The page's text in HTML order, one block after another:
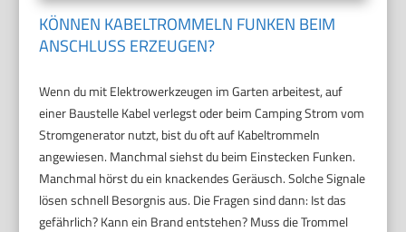
KÖNNEN KABELTROMMELN FUNKEN BEIM
ANSCHLUSS ERZEUGEN?
Wenn du mit Elektrowerkzeugen im Garten arbeitest, auf
einer Baustelle Kabel verlegst oder beim Camping Strom vom
Stromgenerator nutzt, bist du oft auf Kabeltrommeln
angewiesen. Manchmal siehst du beim Einstecken Funken.
Manchmal hörst du ein knackendes Geräusch. Solche Signale
lösen schnell Besorgnis aus. Die Fragen sind dann: Ist das
gefährlich? Kann ein Brand entstehen? Muss die Trommel